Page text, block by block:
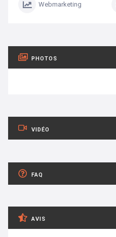
Webmarketing
PHOTOS
VIDÉO
FAQ
AVIS